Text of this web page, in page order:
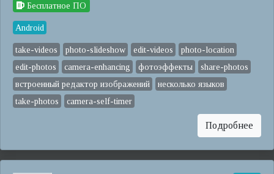
Бесплатное ПО
Android
take-videos photo-slideshow edit-videos
photo-location
edit-photos
camera-enhancing фотоэффекты
share-photos
встроенный редактор изображений
несколько языков
take-photos
camera-self-timer
Подробнее